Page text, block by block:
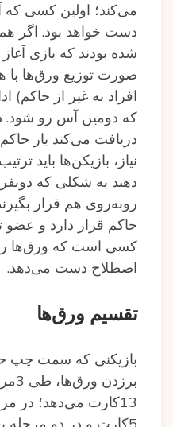
می‌کند؛ اولین کسی که
دست خواهد بود. اگر هم‌
شده بودند که بازی
صورت توزیع ورق‌ها با
افراد به غیر از حاکم)
که دومین آس رو شود.
دریافت می‌کند یار
نیاز، بازیکن‌ها باید
دهند به شکلی که
روبه‌روی هم قرار
حاکم قرار دارد و عضو
کسی است که ورق‌ها را
اصطلاح دست می‌دهد.
تقسیم ورق‌ها
بازیکنی که سمت چپ
13کارت می‌دهد؛ در